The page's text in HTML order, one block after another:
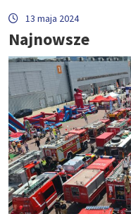
13 maja 2024
Najnowsze